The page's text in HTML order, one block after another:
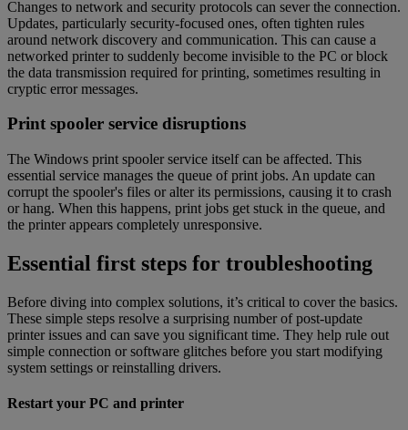
Changes to network and security protocols can sever the connection.
Updates, particularly security-focused ones, often tighten rules
around network discovery and communication. This can cause a
networked printer to suddenly become invisible to the PC or block
the data transmission required for printing, sometimes resulting in
cryptic error messages.
Print spooler service disruptions
The Windows print spooler service itself can be affected. This
essential service manages the queue of print jobs. An update can
corrupt the spooler's files or alter its permissions, causing it to crash
or hang. When this happens, print jobs get stuck in the queue, and
the printer appears completely unresponsive.
Essential first steps for troubleshooting
Before diving into complex solutions, it’s critical to cover the basics.
These simple steps resolve a surprising number of post-update
printer issues and can save you significant time. They help rule out
simple connection or software glitches before you start modifying
system settings or reinstalling drivers.
Restart your PC and printer